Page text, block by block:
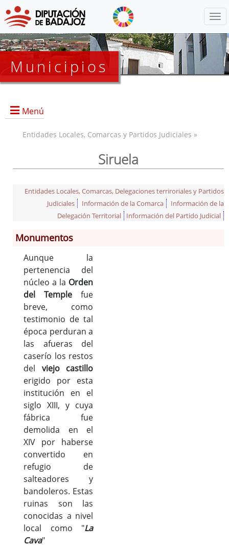
Municipios
Menú
Información General
Historia
Monumentos
Gastronomía
Fiestas
Turismo
Población
Archivo Municipal
Corporación
Correo-e gratis
Radio en Internet
Códigos para FACe
Entidades Locales, Comarcas y Partidos Judiciales »
Siruela
Entidades Locales, Comarcas, Delegaciones terriroriales y Partidos
Judiciales
Información de la Comarca
Información de la
Delegación Territorial
Información del Partido Judicial
Monumentos
Aunque la
pertenencia del
núcleo a la Orden
del Temple fue
breve, como
testimonio de tal
época perduran a
las afueras del
caserío los restos
del viejo castillo
erigido por esta
institución en el
siglo XIII, y cuya
fábrica fue
demolida en el
XIV por haberse
convertido en
refugio de
salteadores y
bandoleros. Estas
ruinas son las
conocidas a nivel
local como "La
Cava"